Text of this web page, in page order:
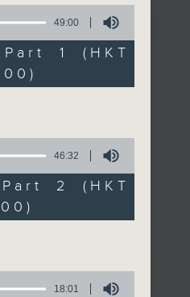
元
及嘉賓作有觀點、有理
出更多新觀點、新意
速遞，每日早晨為廣大
接新的一天。
49:00
1 (HKT
46:32
2 (HKT
18:01